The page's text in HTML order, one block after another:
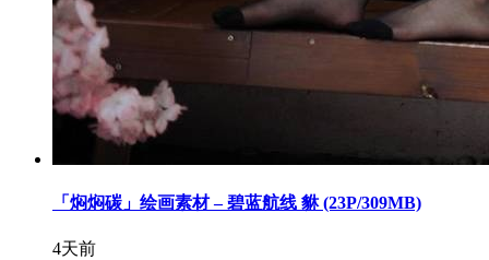
「焖焖碳」绘画素材 – 碧蓝航线 貅 (23P/309MB)
4天前